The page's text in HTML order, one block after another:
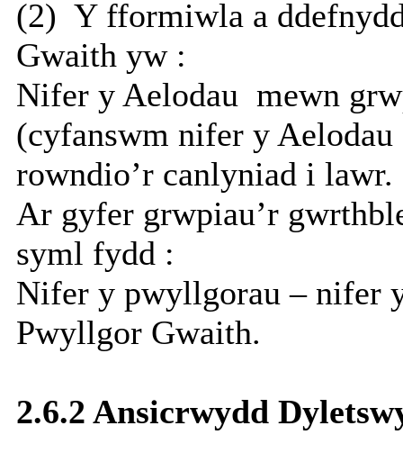
(2) Y fformiwla a
Gwaith yw :
Nifer y Aelodau mewn
(cyfanswm nifer y
rowndio’r canlyniad i lawr.
Ar gyfer grwpiau’r
syml fydd :
Nifer y pwyllgorau – nifer
Pwyllgor Gwaith.
2.6.2 Ansicrwydd